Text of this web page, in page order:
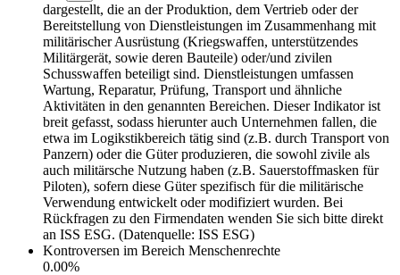
dargestellt, die an der Produktion, dem Vertrieb oder der
Bereitstellung von Dienstleistungen im Zusammenhang mit
militärischer Ausrüstung (Kriegswaffen, unterstützendes
Militärgerät, sowie deren Bauteile) oder/und zivilen
Schusswaffen beteiligt sind. Dienstleistungen umfassen
Wartung, Reparatur, Prüfung, Transport und ähnliche
Aktivitäten in den genannten Bereichen. Dieser Indikator ist
breit gefasst, sodass hierunter auch Unternehmen fallen, die
etwa im Logikstikbereich tätig sind (z.B. durch Transport von
Panzern) oder die Güter produzieren, die sowohl zivile als
auch militärsche Nutzung haben (z.B. Sauerstoffmasken für
Piloten), sofern diese Güter spezifisch für die militärische
Verwendung entwickelt oder modifiziert wurden. Bei
Rückfragen zu den Firmendaten wenden Sie sich bitte direkt
an ISS ESG. (Datenquelle: ISS ESG)
Kontroversen im Bereich Menschenrechte
0.00%